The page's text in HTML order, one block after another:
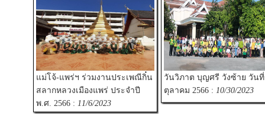
แม่โจ้-แพร่ฯ ร่วมงานประเพณีกิ๋น
สลากหลวงเมืองแพร่ ประจำปี
พ.ศ. 2566 : 11/6/2023
วันวิภาต บุญศรี วังซ้าย วันที่
ตุลาคม 2566 : 10/30/2023